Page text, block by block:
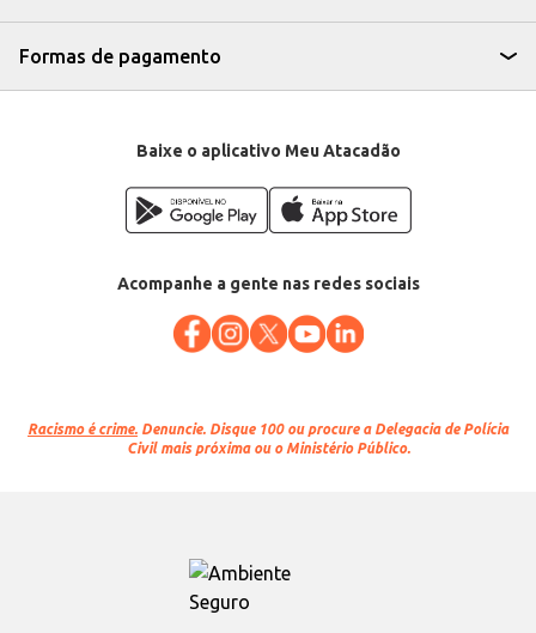
Formas de pagamento
Baixe o aplicativo Meu Atacadão
Acompanhe a gente nas redes sociais
Racismo é crime. Denuncie. Disque 100 ou procure a Delegacia de Polícia
Civil mais próxima ou o Ministério Público.